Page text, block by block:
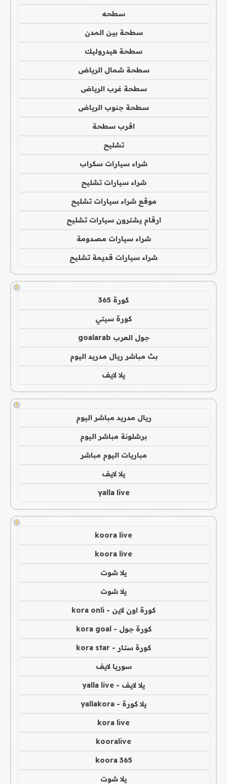
سطحه
سطحة بين المدن
سطحة هيدروليك
سطحة شمال الرياض
سطحة غرب الرياض
سطحة جنوب الرياض
اقرب سطحة
تشليح
شراء سيارات سكراب
شراء سيارات تشليح
موقع شراء سيارات تشليح
ارقام يشترون سيارات تشليح
شراء سيارات مصدومة
شراء سيارات قديمة تشليح
!
كورة 365
كورة سيتي
جول العرب goalarab
بث مباشر ريال مدريد اليوم
يلا لايف
!
ريال مدريد مباشر اليوم
برشلونة مباشر اليوم
مباريات اليوم مباشر
يلا لايف
yalla live
!
koora live
koora live
يلا شوت
يلا شوت
كورة اون لاين - kora onli
كورة جول - kora goal
كورة ستار - kora star
سوريا لايف
يلا لايف - yalla live
يلا كورة - yallakora
kora live
kooralive
koora 365
يلا شوت